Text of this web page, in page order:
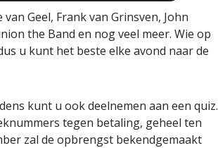
Geel, Frank van Grinsven, John
the Band en nog veel meer. Wie op
u kunt het beste elke avond naar de
kunt u ook deelnemen aan een quiz.
tegen betaling, geheel ten
zal de opbrengst bekendgemaakt